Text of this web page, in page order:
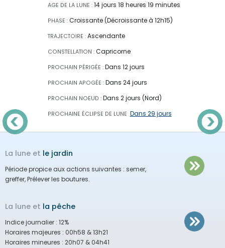
AGE DE LA LUNE : 14 jours 18 heures 19 minutes
PHASE : Croissante (Décroissante à 12h15)
TRAJECTOIRE : Ascendante
CONSTELLATION : Capricorne
PROCHAIN PÉRIGÉE : Dans 12 jours
PROCHAIN APOGÉE : Dans 24 jours
PROCHAIN NOEUD : Dans 2 jours (Nord)
PROCHAINE ÉCLIPSE DE LUNE Dans 29 jours
La lune et le jardin
Période propice aux actions suivantes : semer,
greffer, Prélever les boutures.
La lune et la pêche
Indice journalier : 12%
Horaires majeures : 00h58 & 13h21
Horaires mineures : 20h07 & 04h41